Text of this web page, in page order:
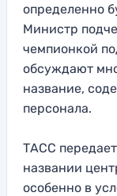
определенно
Министр
чемпионкой
обсуждают
название,
персонала.
ТАСС
названии
особенно в